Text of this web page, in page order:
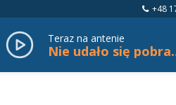
+48
Teraz na antenie
Nie